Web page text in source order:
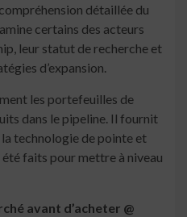
détaillée du
certains des acteurs
leur statut de recherche et
d’expansion.
les portefeuilles de
dans le pipeline. Il fournit
technologie de pointe et
faits pour mettre à niveau
avant d’acheter @